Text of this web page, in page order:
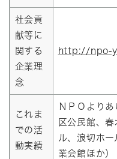
社会貢
献等に
関する
企業理
念
http://npo-
これま
での活
動実績
ＮＰＯより
区公民館、
ル、浪切ホ
業会館ほか）